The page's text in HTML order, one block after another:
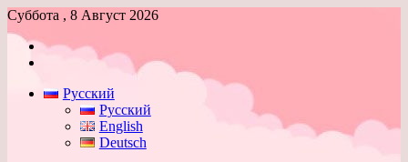
Суббота , 8 Август 2026
Войти
Русский
Русский
English
Deutsch